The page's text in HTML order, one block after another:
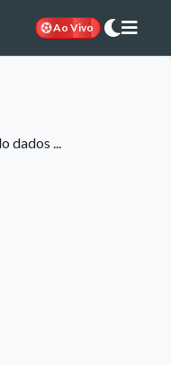
Ao Vivo
dados ...